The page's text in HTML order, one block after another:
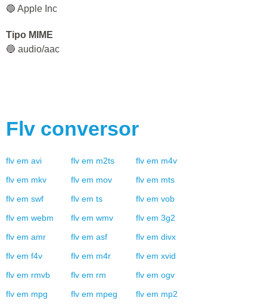
🔵 Apple Inc
Tipo MIME
🔵 audio/aac
Flv conversor
flv em avi flv em m2ts flv em m4v
flv em mkv flv em mov flv em mts
flv em swf flv em ts flv em vob
flv em webm flv em wmv flv em 3g2
flv em amr flv em asf flv em divx
flv em f4v flv em m4r flv em xvid
flv em rmvb flv em rm flv em ogv
flv em mpg flv em mpeg flv em mp2